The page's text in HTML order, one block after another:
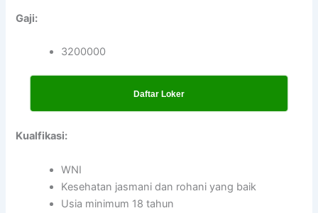
Gaji:
3200000
Daftar Loker
Kualfikasi:
WNI
Kesehatan jasmani dan rohani yang baik
Usia minimum 18 tahun